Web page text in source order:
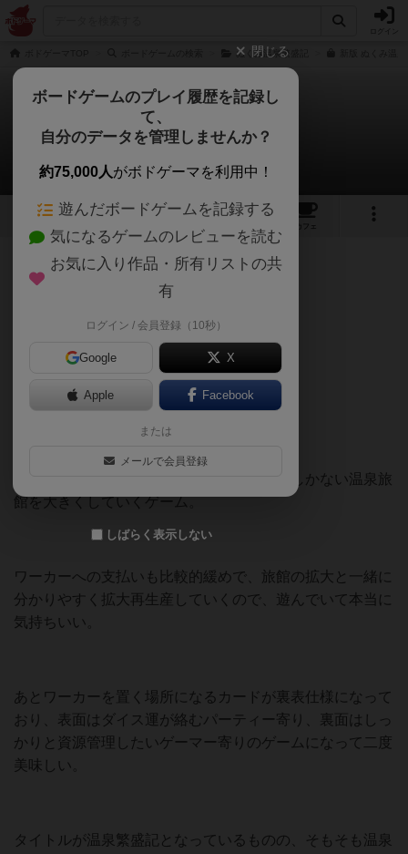
ぬくみ温泉繁盛記
新版 ぬくみ温泉繁盛記
ネロさんのレビュー
4 1 13
カフェ
190名 2名 0 29日前
王道ワカプレで温泉旅館を作ろう♨️
ソロプレイのみです。
木材や石材、食材を調達して、最初は受付しかない温泉旅
館を大きくしていくゲーム。
ワーカーへの支払いも比較的緩めで、旅館の拡大と一緒に
分かりやすく拡大再生産していくので、遊んでいて本当に
気持ちいい。
あとワーカーを置く場所になるカードが裏表仕様になって
おり、表面はダイス運が絡むパーティー寄り、裏面はしっ
かりと資源管理したいゲーマー寄りのゲームになって二度
美味しい。
タイトルが温泉繁盛記となっているものの、そもそも温泉
閉じる
ボードゲームのプレイ履歴を記録し
て、
自分のデータを管理しませんか？
約75,000人がボドゲーマを利用中！
遊んだボードゲームを記録する
気になるゲームのレビューを読む
お気に入り作品・所有リストの共
有
ログイン / 会員登録（10秒）
Google X
Apple Facebook
または
メールで会員登録
しばらく表示しない